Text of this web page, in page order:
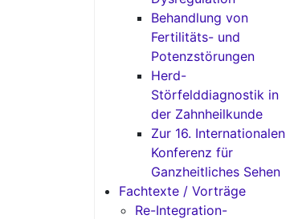
Behandlung von
Fertilitäts- und
Potenzstörungen
Herd-
Störfelddiagnostik in
der Zahnheilkunde
Zur 16. Internationalen
Konferenz für
Ganzheitliches Sehen
Fachtexte / Vorträge
Re-Integration-